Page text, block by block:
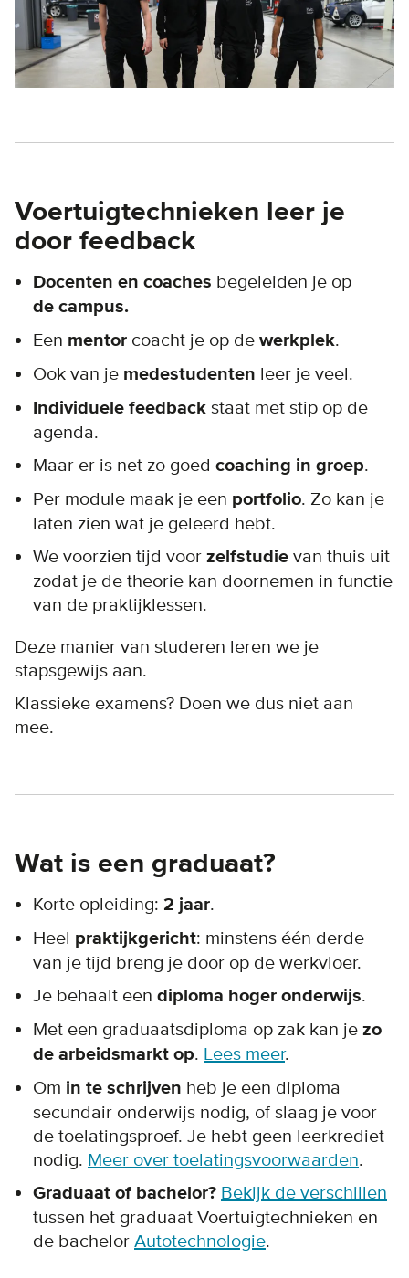
Voertuigtechnieken leer je
door feedback
Docenten en coaches begeleiden je op
de campus.
Een mentor coacht je op de werkplek.
Ook van je medestudenten leer je veel.
Individuele feedback staat met stip op de
agenda.
Maar er is net zo goed coaching in groep.
Per module maak je een portfolio. Zo kan je
laten zien wat je geleerd hebt.
We voorzien tijd voor zelfstudie van thuis uit
zodat je de theorie kan doornemen in functie
van de praktijklessen.
Deze manier van studeren leren we je
stapsgewijs aan.
Klassieke examens? Doen we dus niet aan
mee.
Wat is een graduaat?
Korte opleiding: 2 jaar.
Heel praktijkgericht: minstens één derde
van je tijd breng je door op de werkvloer.
Je behaalt een diploma hoger onderwijs.
Met een graduaatsdiploma op zak kan je zo
de arbeidsmarkt op. Lees meer.
Om in te schrijven heb je een diploma
secundair onderwijs nodig, of slaag je voor
de toelatingsproef. Je hebt geen leerkrediet
nodig. Meer over toelatingsvoorwaarden.
Graduaat of bachelor? Bekijk de verschillen
tussen het graduaat Voertuigtechnieken en
de bachelor Autotechnologie.